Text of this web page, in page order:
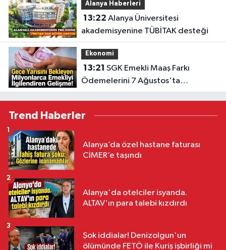
Alanya Haberleri
13:22
akademisyenine TÜBİTAK desteği
Ekonomi
13:21
Ödemelerini 7 Ağustos'ta
Başlatıyor
Trend Haberler
Alanya’da özel hastane faturası
CİMER’e taşındı
1
Alanya'da otelciler isyanda.
ALTAV'ın para talebi kızdırdı
2
Şok iddialar! Denizolgun'un
ölümünde FETÖ ile Kuriş işbirliği mi
3